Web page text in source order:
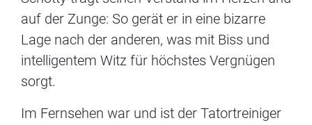
auf der Zunge: So gerät er in eine bizarre
Lage nach der anderen, was mit Biss und
intelligentem Witz für höchstes Vergnügen
sorgt.
Im Fernsehen war und ist der Tatortreiniger